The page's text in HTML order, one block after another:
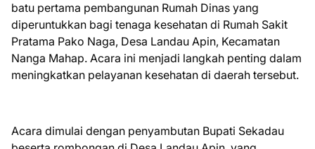
batu pertama pembangunan Rumah Dinas yang
diperuntukkan bagi tenaga kesehatan di Rumah Sakit
Pratama Pako Naga, Desa Landau Apin, Kecamatan
Nanga Mahap. Acara ini menjadi langkah penting dalam
meningkatkan pelayanan kesehatan di daerah tersebut.
Acara dimulai dengan penyambutan Bupati Sekadau